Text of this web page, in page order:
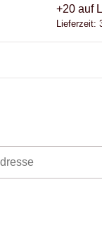
+20 auf
Lieferzeit: